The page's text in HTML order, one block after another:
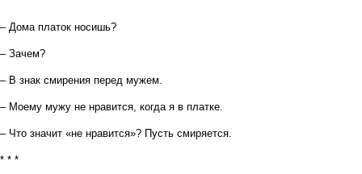
– Дома платок носишь?
– Зачем?
– В знак смирения перед мужем.
– Моему мужу не нравится, когда я в платке.
– Что значит «не нравится»? Пусть смиряется.
* * *